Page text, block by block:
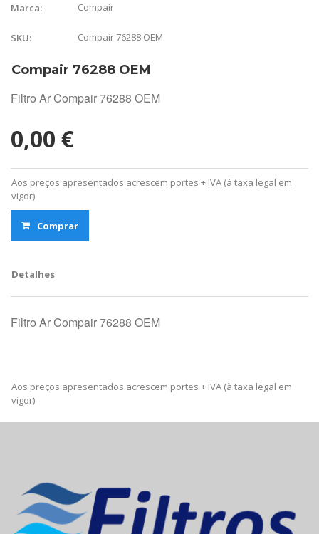
Marca: Compair
SKU: Compair 76288 OEM
Compair 76288 OEM
Filtro Ar Compair 76288 OEM
0,00 €
Aos preços apresentados acrescem portes + IVA (à taxa legal em
vigor)
Comprar
Detalhes
Filtro Ar Compair 76288 OEM
Aos preços apresentados acrescem portes + IVA (à taxa legal em
vigor)